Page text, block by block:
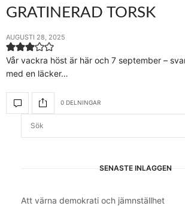
GRATINERAD TORSK
AUGUSTI 28, 2025
Vår vackra höst är här och 7 september –
med en läcker…
0 DELNINGAR
SENASTE INLÄGGEN
Att värna demokrati och jämnställhet